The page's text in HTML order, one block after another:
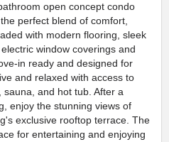
open concept condo
perfect blend of comfort,
with modern flooring, sleek
window coverings and
in ready and designed for
and relaxed with access to
and hot tub. After a
enjoy the stunning views of
exclusive rooftop terrace. The
for entertaining and enjoying